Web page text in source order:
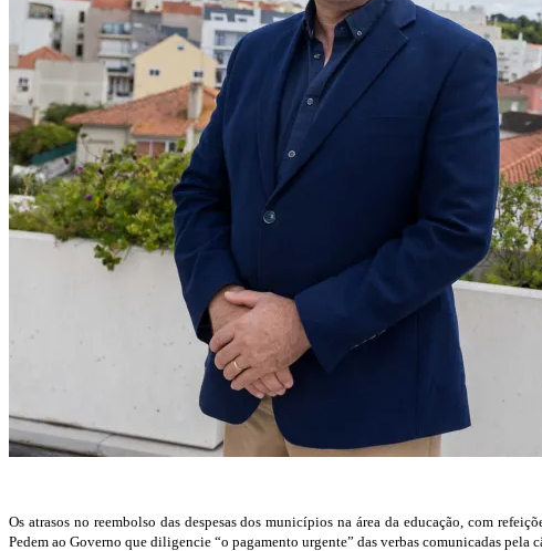
Os atrasos no reembolso das despesas dos municípios na área da educação, com
Pedem ao Governo que diligencie “o pagamento urgente” das verbas comunicadas pela